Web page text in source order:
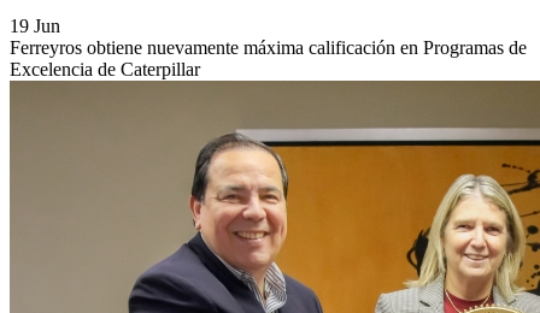
19 Jun
Ferreyros obtiene nuevamente máxima calificación en Programas de
Excelencia de Caterpillar